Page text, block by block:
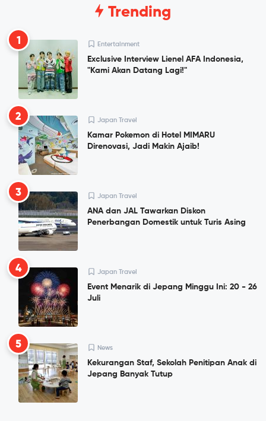
Trending
1 Entertainment
Exclusive Interview Lienel AFA Indonesia,
"Kami Akan Datang Lagi!"
2 Japan Travel
Kamar Pokemon di Hotel MIMARU
Direnovasi, Jadi Makin Ajaib!
3 Japan Travel
ANA dan JAL Tawarkan Diskon
Penerbangan Domestik untuk Turis Asing
4 Japan Travel
Event Menarik di Jepang Minggu Ini: 20 - 26
Juli
5 News
Kekurangan Staf, Sekolah Penitipan Anak di
Jepang Banyak Tutup